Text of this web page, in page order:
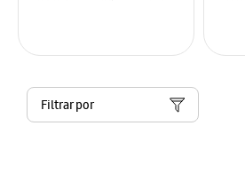
Filtrar por